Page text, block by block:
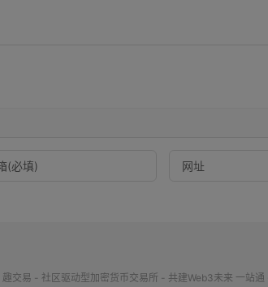
趣交易 - 社区驱动型加密货币交易所 - 共建Web3未来 一站通